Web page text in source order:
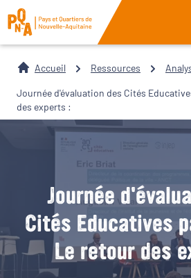
Accueil Ressources
Journée d'évaluation des Cités
des experts :
Journée
Cités Educatives
Le retour des